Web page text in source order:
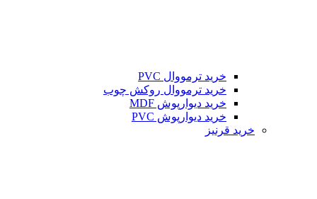
خرید ترمووال PVC
خرید ترمووال روکش چوب
خرید دیوارپوش MDF
خرید دیوارپوش PVC
خرید قرنیز